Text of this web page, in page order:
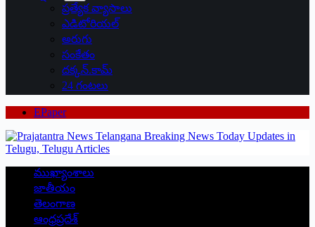
ప్రత్యేక వ్యాసాలు
ఎడిటోరియల్
అరుగు
సంకేతం
దక్కన్.కామ్
24 గంటలు
EPaper
ముఖ్యాంశాలు
జాతీయం
తెలంగాణ
ఆంధ్రప్రదేశ్